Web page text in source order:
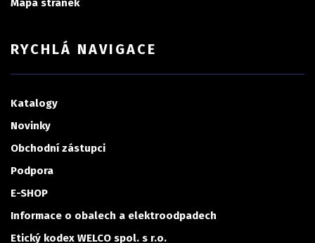
RYCHLÁ NAVIGACE
Katalogy
Novinky
Obchodní zástupci
Podpora
E-SHOP
Informace o obalech a elektroodpadech
Etický kodex WELCO spol. s r.o.